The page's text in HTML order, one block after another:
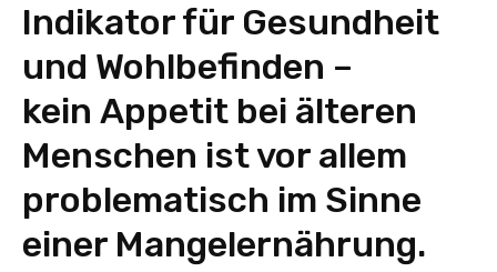
Indikator für Gesundheit
und Wohlbefinden –
kein Appetit bei älteren
Menschen ist vor allem
problematisch im Sinne
einer Mangelernährung.